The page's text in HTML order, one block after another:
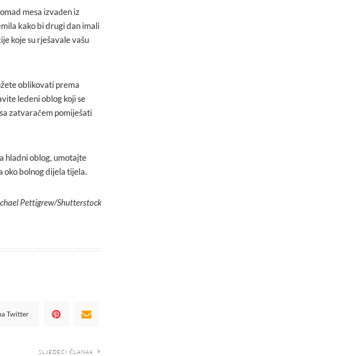
mesa izvađen iz
kako bi drugi dan imali
koje su rješavale vašu
oblikovati prema
ledeni oblog koji se
zatvaračem pomiješati
hladni oblog, umotajte
oko bolnog dijela tijela.
Pettigrew/Shutterstock
Twitter
SLJEDEĆI ČLANAK